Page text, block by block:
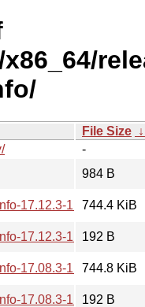
File Size ↓
-
984 B
17.12.3-1.tar.xz744.4 KiB
17.12.3-1.hint192 B
17.08.3-1.tar.xz744.8 KiB
17.08.3-1.hint192 B